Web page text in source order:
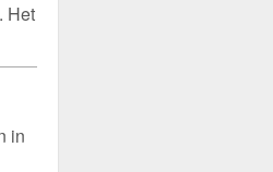
Het
in